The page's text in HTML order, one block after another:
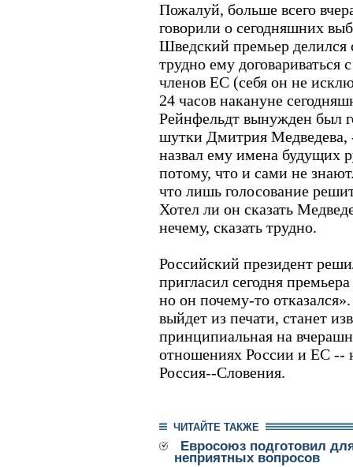
Пожалуй, больше всего
говорили о сегодняшних
Шведский премьер
трудно ему договариваться
членов ЕС (себя он не
24 часов накануне
Рейнфельдт вынужден был
шутки Дмитрия Медведева,
назвал ему имена будущих
потому, что и сами не
что лишь голосование
Хотел ли он сказать
нечему, сказать трудно.
Российский президент
пригласил сегодня
но он почему-то
выйдет из печати, станет
принципиальная на
отношениях России и ЕС --
Россия--Словения.
ЧИТАЙТЕ ТАКЖЕ
Евросоюз подготовил
неприятных вопросов